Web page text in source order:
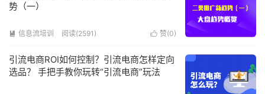
势（一）
 赞(0)
 信息流培训 阅读(2591)
引流电商ROI如何控制？引流电商怎样定向
选品？ 手把手教你玩转“引流电商”玩法